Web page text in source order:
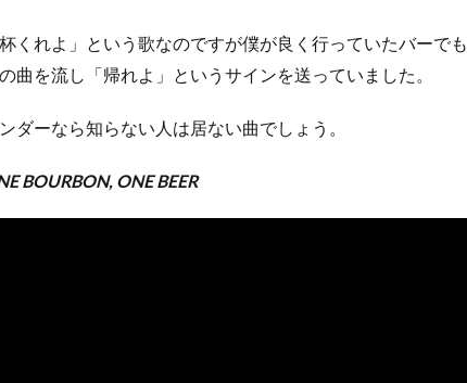
くれよ」という歌なのですが僕が良く行っていたバーでも
曲を流し「帰れよ」というサインを送っていました。
ダーなら知らない人は居ない曲でしょう。
BOURBON, ONE BEER